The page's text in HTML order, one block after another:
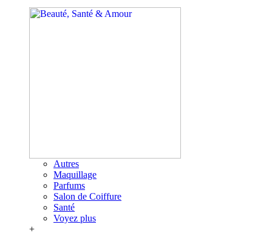
Autres
Maquillage
Parfums
Salon de Coiffure
Santé
Voyez plus
+